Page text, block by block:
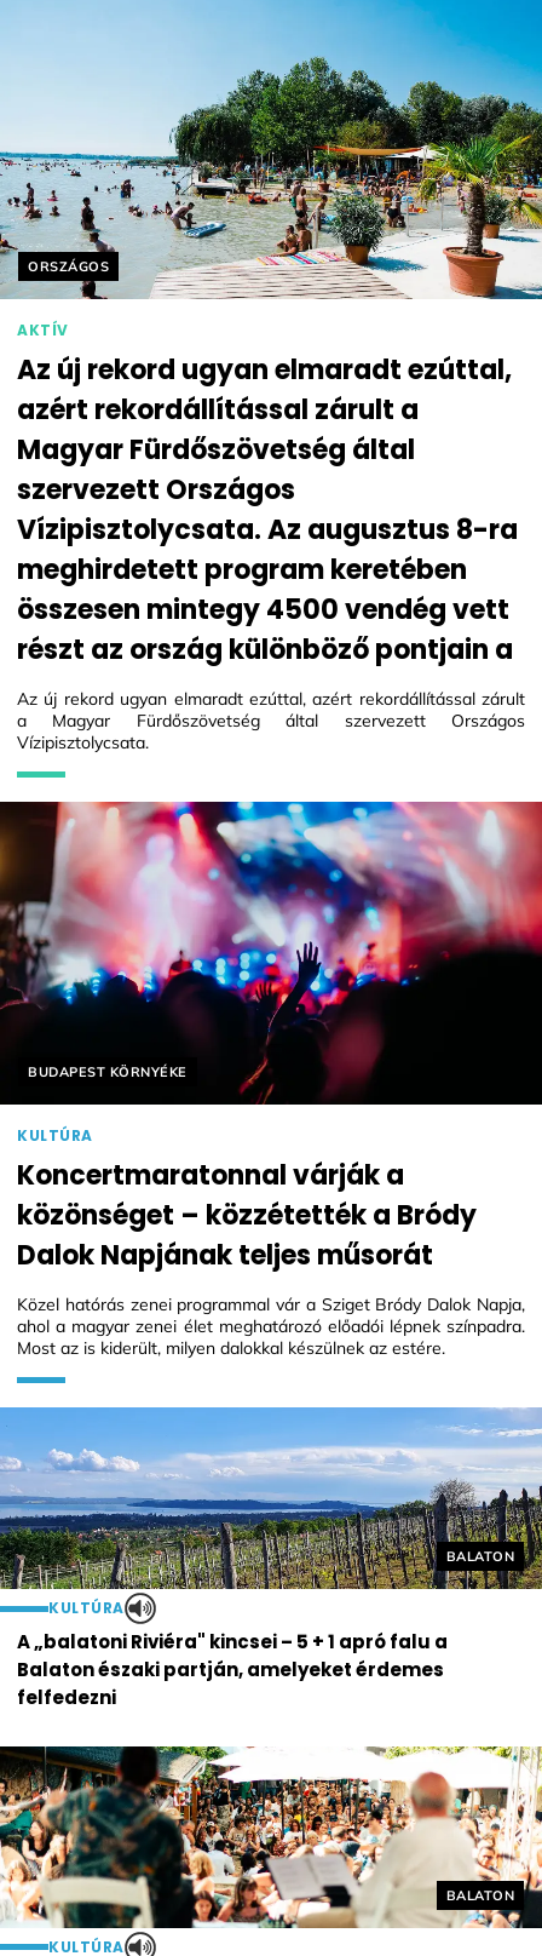
Helyszín címkék:
ORSZÁGOS
AKTÍV
Az új rekord ugyan elmaradt ezúttal,
azért rekordállítással zárult a
Magyar Fürdőszövetség által
szervezett Országos
Vízipisztolycsata. Az augusztus 8-ra
meghirdetett program keretében
összesen mintegy 4500 vendég vett
részt az ország különböző pontjain a
Az új rekord ugyan elmaradt ezúttal, azért rekordállítással zárult
a Magyar Fürdőszövetség által szervezett Országos
Vízipisztolycsata.
Helyszín
BALATON
KULTÚRA
A „balatoni Riviéra" kincsei – 5 + 1 apró falu a
Balaton északi partján, amelyeket érdemes
felfedezni
Helyszín címkék:
BUDAPEST KÖRNYÉKE
KULTÚRA
Koncertmaratonnal várják a
közönséget – közzétették a Bródy
Dalok Napjának teljes műsorát
Közel hatórás zenei programmal vár a Sziget Bródy Dalok Napja,
ahol a magyar zenei élet meghatározó előadói lépnek színpadra.
Most az is kiderült, milyen dalokkal készülnek az estére.
Helyszín
BALATON
KULTÚRA